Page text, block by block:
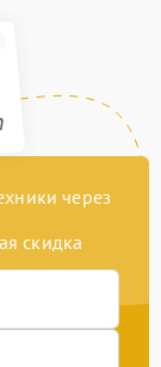
через
скидка